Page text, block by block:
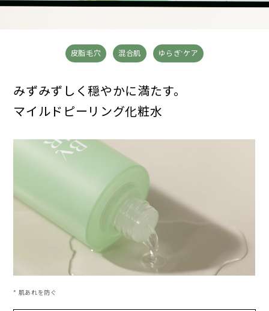
皮脂毛穴 混合肌 ゆらぎ* ケア
みずみずしく穏やかに満たす。
マイルドピーリング化粧水
* 肌あれを防ぐ